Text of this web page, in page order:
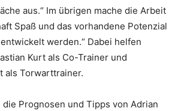
aus.“ Im übrigen mache die Arbeit
Spaß und das vorhandene Potenzial
werden.“ Dabei helfen
Kurt als Co-Trainer und
als Torwarttrainer.
Prognosen und Tipps von Adrian